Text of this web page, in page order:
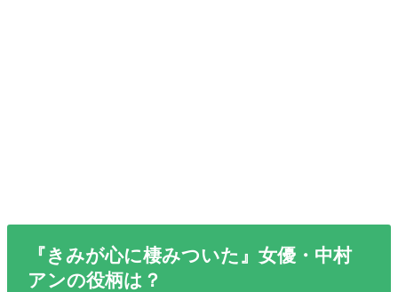
『きみが心に棲みついた』女優・中村
アンの役柄は？